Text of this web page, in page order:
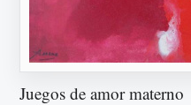
Juegos de amor materno